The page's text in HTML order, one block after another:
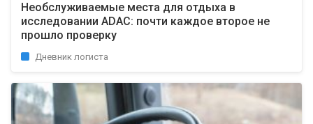
Необслуживаемые места для отдыха в
исследовании ADAC: почти каждое второе не
прошло проверку
Дневник логиста